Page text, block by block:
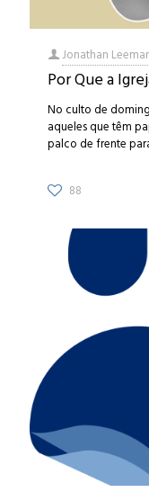
Jonathan
Por Que a
No culto de
aqueles que têm
palco de frente
88